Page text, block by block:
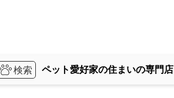
ペット愛好家の住まいの専門店